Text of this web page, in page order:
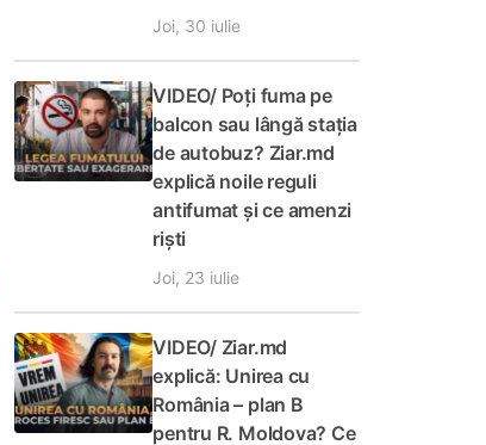
Joi, 30 iulie
VIDEO/ Poți fuma pe
balcon sau lângă stația
de autobuz? Ziar.md
explică noile reguli
antifumat și ce amenzi
riști
Joi, 23 iulie
VIDEO/ Ziar.md
explică: Unirea cu
România – plan B
pentru R. Moldova? Ce